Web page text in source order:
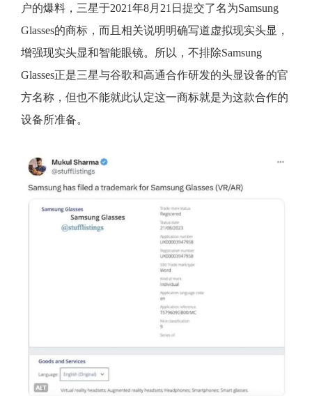
户的爆料，三星于2021年8月21日提交了名为Samsung
Glasses的商标，而且相关说明明确写道虚拟现实头显，
增强现实头显和智能眼镜。所以，不排除Samsung
Glasses正是三星与谷歌和高通合作研发的头显设备的官
方名称，但也不能就此认定这一商标就是为这款合作的
设备所准备。